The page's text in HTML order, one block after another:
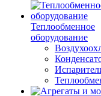
Теплообменное
оборудование